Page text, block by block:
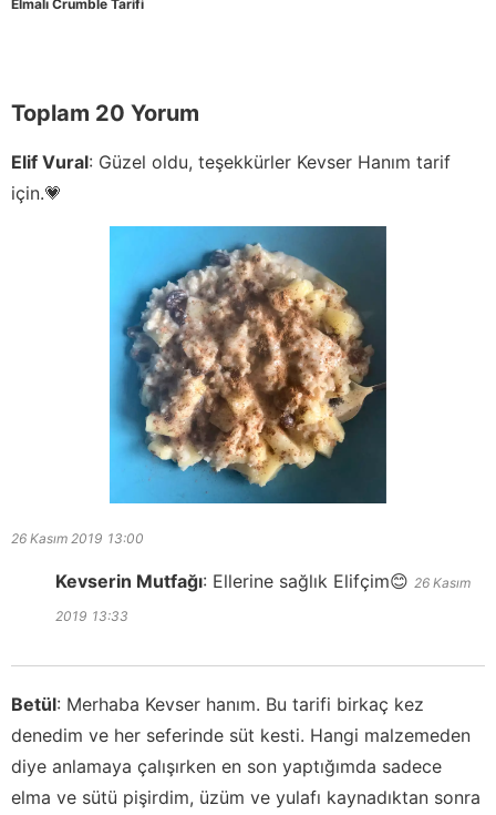
Elmalı Crumble Tarifi
Toplam 20 Yorum
Elif Vural: Güzel oldu, teşekkürler Kevser Hanım tarif
için.💗
26 Kasım 2019 13:00
Kevserin Mutfağı: Ellerine sağlık Elifçim😊 26 Kasım
2019 13:33
Betül: Merhaba Kevser hanım. Bu tarifi birkaç kez
denedim ve her seferinde süt kesti. Hangi malzemeden
diye anlamaya çalışırken en son yaptığımda sadece
elma ve sütü pişirdim, üzüm ve yulafı kaynadıktan sonra